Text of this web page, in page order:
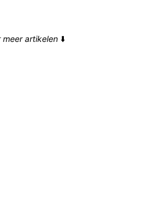
meer artikelen ⬇️